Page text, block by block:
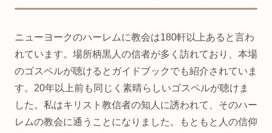
ニューヨークのハーレムに教会は180軒以上あると言わ
れています。場所柄黒人の信者が多く訪れており、本場
のゴスペルが聴けるとガイドブックでも紹介されていま
す。20年以上前も同じく素晴らしいゴスペルが聴けま
した。私はキリスト教信者の知人に誘われて、そのハー
レムの教会に通うことになりました。もともと人の信仰